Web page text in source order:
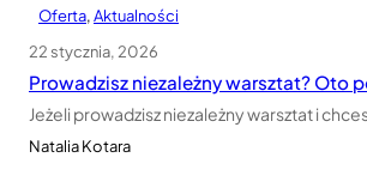
Oferta, Aktualności
22 stycznia, 2026
Prowadzisz niezależny warsztat? Oto
Jeżeli prowadzisz niezależny warsztat i
Natalia Kotara